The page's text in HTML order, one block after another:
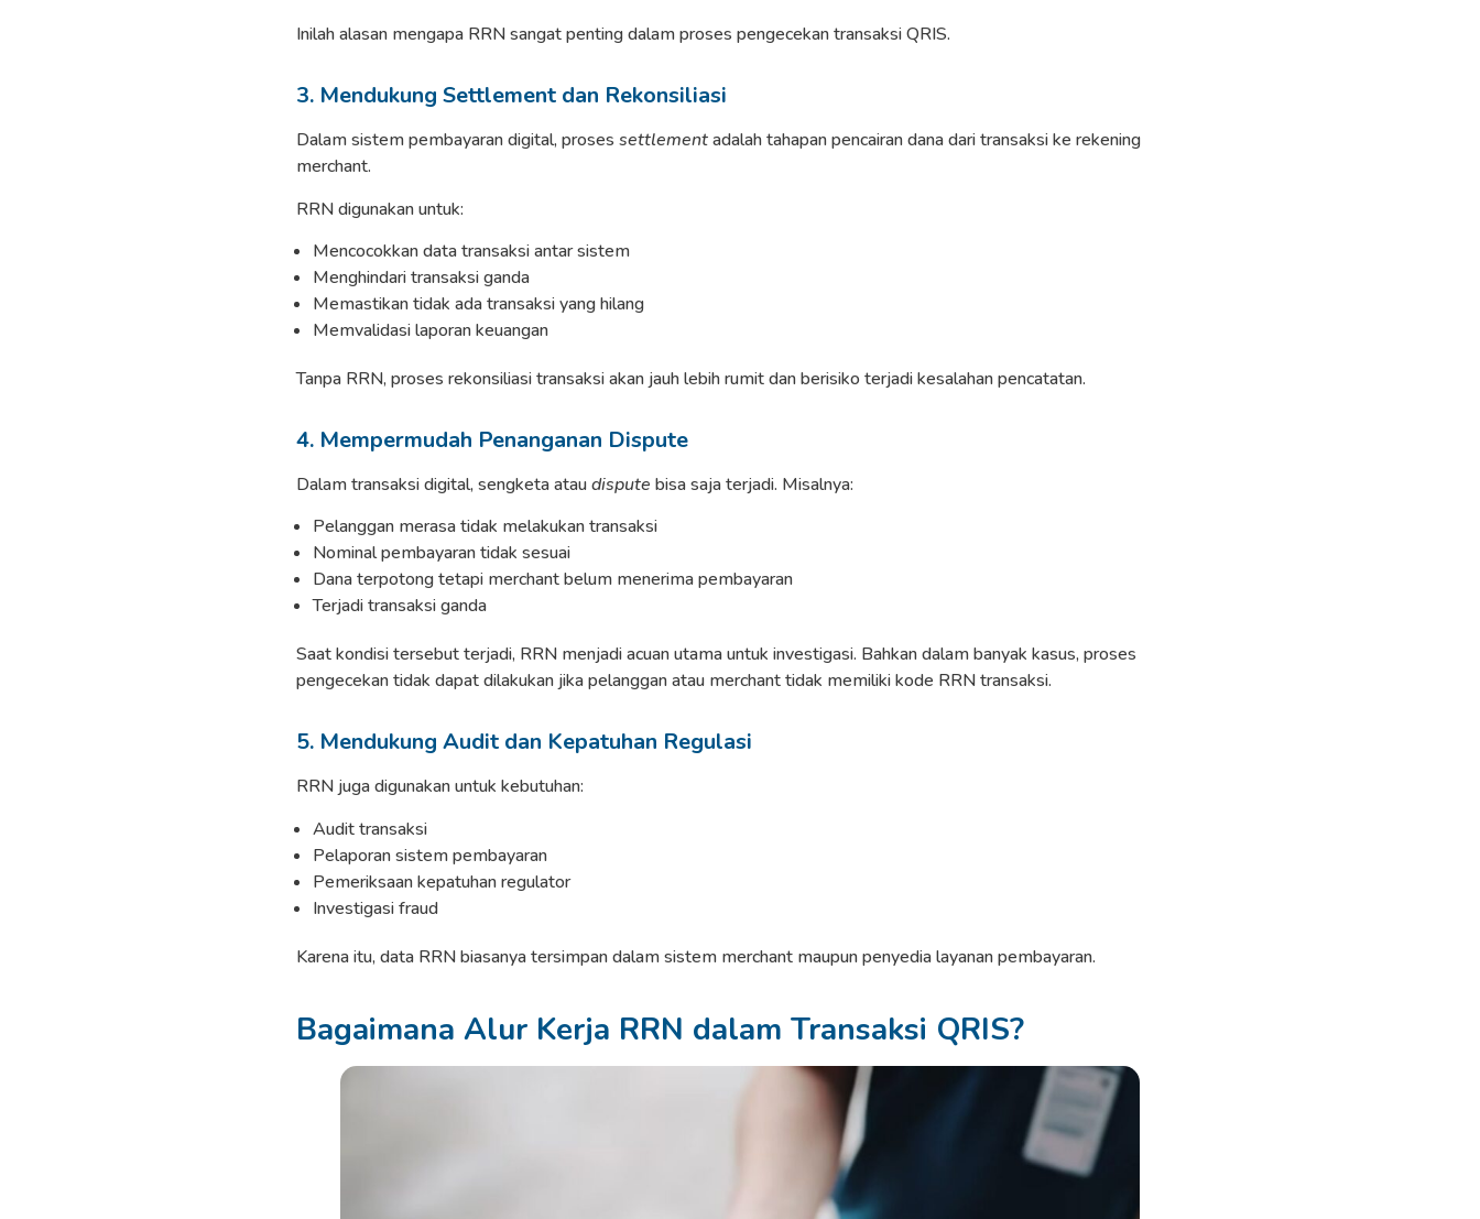
Inilah alasan mengapa RRN sangat penting dalam proses pengecekan transaksi QRIS.
3. Mendukung Settlement dan Rekonsiliasi
Dalam sistem pembayaran digital, proses settlementadalah tahapan pencairan dana dari transaksi ke rekening
merchant.
RRN digunakan untuk:
Mencocokkan data transaksi antar sistem
Menghindari transaksi ganda
Memastikan tidak ada transaksi yang hilang
Memvalidasi laporan keuangan
Tanpa RRN, proses rekonsiliasi transaksi akan jauh lebih rumit dan berisiko terjadi kesalahan pencatatan.
4. Mempermudah Penanganan Dispute
Dalam transaksi digital, sengketa ataudispute bisa saja terjadi. Misalnya:
Pelanggan merasa tidak melakukan transaksi
Nominal pembayaran tidak sesuai
Dana terpotong tetapi merchant belum menerima pembayaran
Terjadi transaksi ganda
Saat kondisi tersebut terjadi, RRN menjadi acuan utama untuk investigasi. Bahkan dalam banyak kasus, proses
pengecekan tidak dapat dilakukan jika pelanggan atau merchant tidak memiliki kode RRN transaksi.
5. Mendukung Audit dan Kepatuhan Regulasi
RRN juga digunakan untuk kebutuhan:
Audit transaksi
Pelaporan sistem pembayaran
Pemeriksaan kepatuhan regulator
Investigasi fraud
Karena itu, data RRN biasanya tersimpan dalam sistem merchant maupun penyedia layanan pembayaran.
Bagaimana Alur Kerja RRN dalam Transaksi QRIS?